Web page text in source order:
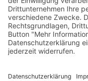
E-Mail: